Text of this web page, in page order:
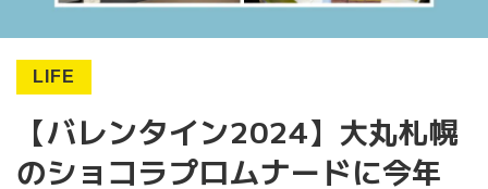
LIFE
【バレンタイン2024】大丸札幌
のショコラプロムナードに今年